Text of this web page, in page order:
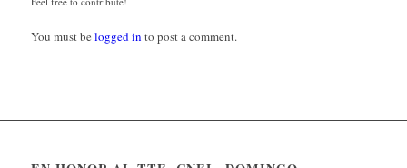
You must be logged in to post a comment.